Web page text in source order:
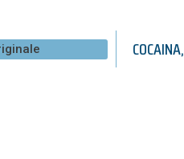
COCAINA,